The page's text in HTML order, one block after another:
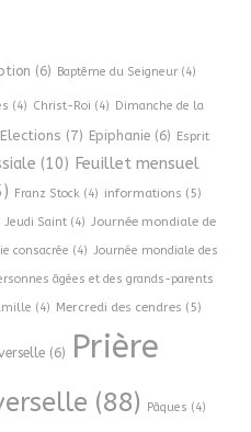
(6) Baptême du Seigneur (4)
(4) Christ-Roi (4) Dimanche de la
Elections (7) Epiphanie (6) Esprit
(10) Feuillet mensuel
Franz Stock (4) informations (5)
Jeudi Saint (4) Journée mondiale de
consacrée (4) Journée mondiale des
âgées et des grands-parents
(4) Mercredi des cendres (5)
(6)
Prière
(88) Pâques (4)